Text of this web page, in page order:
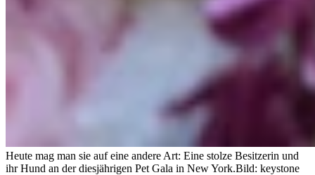
Heute mag man sie auf eine andere Art: Eine stolze Besitzerin und
ihr Hund an der diesjährigen Pet Gala in New York.Bild: keystone